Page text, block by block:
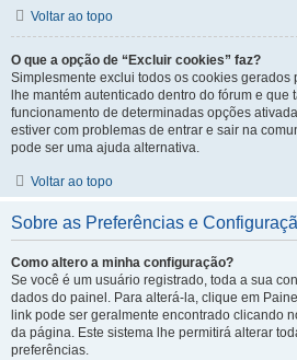
Voltar ao topo
O que a opção de “Excluir cookies” faz?
Simplesmente exclui todos os cookies gerados
lhe mantém autenticado dentro do fórum e que
funcionamento de determinadas opções
estiver com problemas de entrar e sair na
pode ser uma ajuda alternativa.
Voltar ao topo
Sobre as Preferências e
Como altero a minha configuração?
Se você é um usuário registrado, toda a sua
dados do painel. Para alterá-la, clique em
link pode ser geralmente encontrado clicando
da página. Este sistema lhe permitirá alterar
preferências.